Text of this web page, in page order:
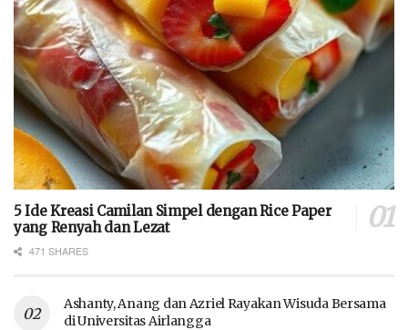
5 Ide Kreasi Camilan Simpel dengan Rice Paper
yang Renyah dan Lezat
471 SHARES
Ashanty, Anang dan Azriel Rayakan Wisuda Bersama
di Universitas Airlangga